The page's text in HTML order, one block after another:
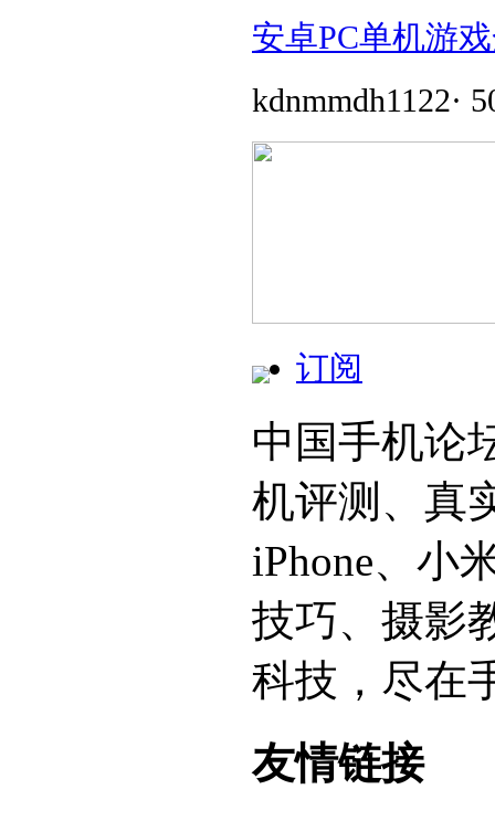
安卓PC单机游
kdnmmdh1122·
订阅
中国手机论
机评测、真
iPhone、小
技巧、摄影
科技，尽在
友情链接